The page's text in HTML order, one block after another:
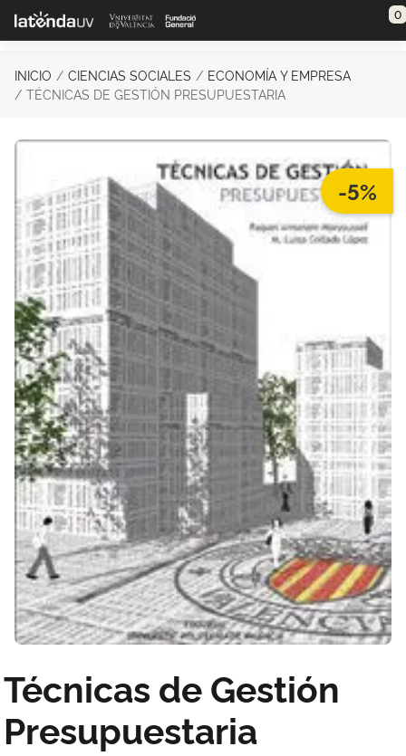
Saltar al contenido principal 0
INICIO CIENCIAS SOCIALES
ECONOMÍA Y EMPRESA
TÉCNICAS DE GESTIÓN PRESUPUESTARIA
-5%
Técnicas de Gestión
Presupuestaria